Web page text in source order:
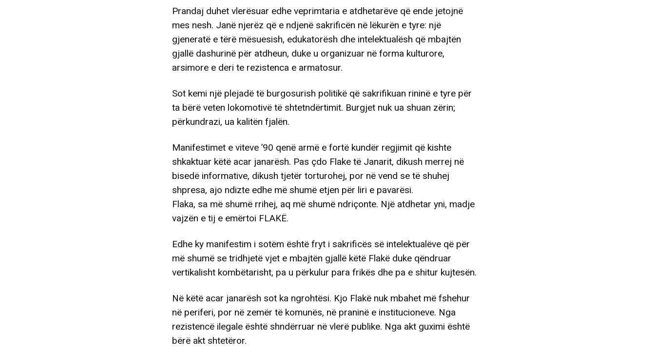
Prandaj duhet vlerësuar edhe veprimtaria e atdhetarëve që ende jetojnë
mes nesh. Janë njerëz që e ndjenë sakrificën në lëkurën e tyre: një
gjeneratë e tërë mësuesish, edukatorësh dhe intelektualësh që mbajtën
gjallë dashurinë për atdheun, duke u organizuar në forma kulturore,
arsimore e deri te rezistenca e armatosur.
Sot kemi një plejadë të burgosurish politikë që sakrifikuan rininë e tyre për
ta bërë veten lokomotivë të shtetndërtimit. Burgjet nuk ua shuan zërin;
përkundrazi, ua kalitën fjalën.
Manifestimet e viteve ’90 qenë armë e fortë kundër regjimit që kishte
shkaktuar këtë acar janarësh. Pas çdo Flake të Janarit, dikush merrej në
bisedë informative, dikush tjetër torturohej, por në vend se të shuhej
shpresa, ajo ndizte edhe më shumë etjen për liri e pavarësi.
Flaka, sa më shumë rrihej, aq më shumë ndriçonte. Një atdhetar yni, madje
vajzën e tij e emërtoi FLAKË.
Edhe ky manifestim i sotëm është fryt i sakrificës së intelektualëve që për
më shumë se tridhjetë vjet e mbajtën gjallë këtë Flakë duke qëndruar
vertikalisht kombëtarisht, pa u përkulur para frikës dhe pa e shitur kujtesën.
Në këtë acar janarësh sot ka ngrohtësi. Kjo Flakë nuk mbahet më fshehur
në periferi, por në zemër të komunës, në praninë e institucioneve. Nga
rezistencë ilegale është shndërruar në vlerë publike. Nga akt guximi është
bërë akt shtetëror.